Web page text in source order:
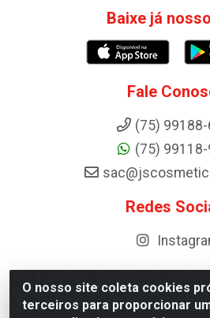
O nosso site coleta cookies
terceiros para proporcionar
Baixe já
Fale
(75) 99188-
(75)
Redes
Distribuidora de Cosméticos